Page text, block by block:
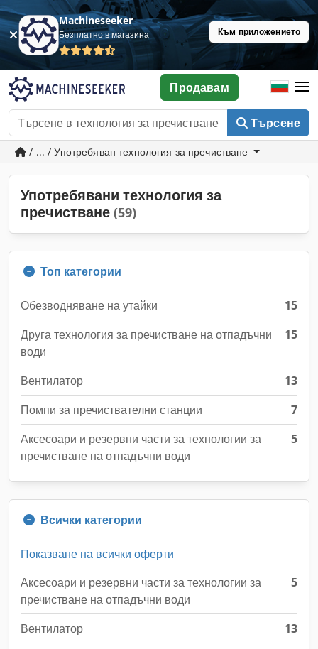
Machineseeker
Безплатно в магазина Към приложението
Търсене
Продавам
/ ... / Употребяван технология за пречистване
Употребявани технология за
пречистване (59)
Топ категории
Обезводняване на утайки
15
Друга технология за пречистване на отпадъчни
води
15
Вентилатор
13
Помпи за пречиствателни станции
7
Аксесоари и резервни части за технологии за
пречистване на отпадъчни води
5
Всички категории
Показване на всички оферти
Аксесоари и резервни части за технологии за
пречистване на отпадъчни води
5
Вентилатор
13